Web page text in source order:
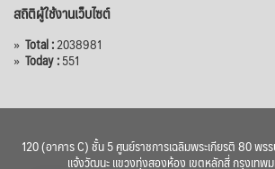
สถิติผู้ใช้งานเว็บไซต์
» Total :2038981
» Today :551
120 (อาคาร C) ชั้น 5 ศูนย์ราชการเฉลิมพระเกียรติ 80 พ
แจ้งวัฒนะ แขวงทุ่งสองห้อง เขตหลักสี่ กรุงเทพ